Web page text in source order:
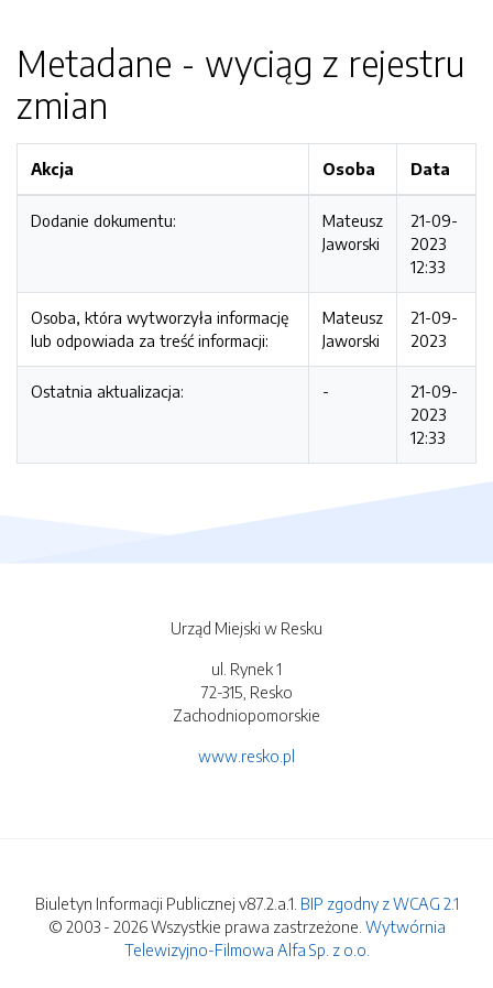
Metadane - wyciąg z rejestru
zmian
Akcja Osoba Data
Dodanie dokumentu:
Mateusz
Jaworski
21-09-
2023
12:33
Osoba, która wytworzyła informację
lub odpowiada za treść informacji:
Mateusz
Jaworski
21-09-
2023
Ostatnia aktualizacja: -
21-09-
2023
12:33
Urząd Miejski w Resku
ul. Rynek 1
72-315, Resko
Zachodniopomorskie
www.resko.pl
Biuletyn Informacji Publicznej v87.2.a.1. BIP zgodny z WCAG 2.1
© 2003 - 2026 Wszystkie prawa zastrzeżone. Wytwórnia
Telewizyjno-Filmowa Alfa Sp. z o.o.